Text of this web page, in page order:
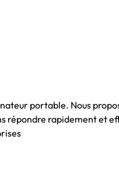
portable. Nous
répondre rapidement et